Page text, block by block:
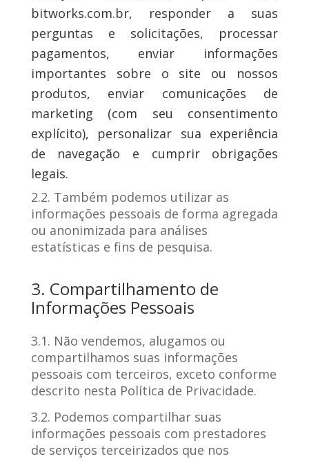
bitworks.com.br, responder a suas
perguntas e solicitações, processar
pagamentos, enviar informações
importantes sobre o site ou nossos
produtos, enviar comunicações de
marketing (com seu consentimento
explícito), personalizar sua experiência
de navegação e cumprir obrigações
legais.
2.2. Também podemos utilizar as
informações pessoais de forma agregada
ou anonimizada para análises
estatísticas e fins de pesquisa.
3. Compartilhamento de
Informações Pessoais
3.1. Não vendemos, alugamos ou
compartilhamos suas informações
pessoais com terceiros, exceto conforme
descrito nesta Política de Privacidade.
3.2. Podemos compartilhar suas
informações pessoais com prestadores
de serviços terceirizados que nos